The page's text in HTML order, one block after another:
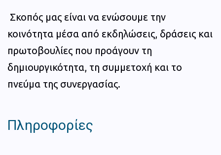
Σκοπός μας είναι να ενώσουμε την
κοινότητα μέσα από εκδηλώσεις, δράσεις και
πρωτοβουλίες που προάγουν τη
δημιουργικότητα, τη συμμετοχή και το
πνεύμα της συνεργασίας.
Πληροφορίες